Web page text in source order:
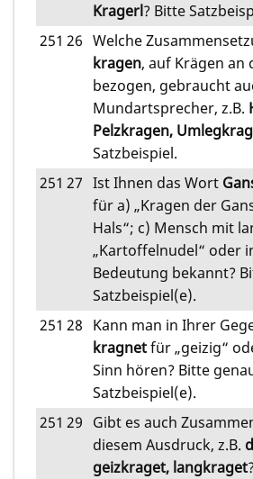
Kragerl? Bitte
251 26 Welche
kragen, auf Krägen an
bezogen, gebraucht
Mundartsprecher, z.B.
Pelzkragen,
Satzbeispiel.
251 27 Ist Ihnen das Wort
für a) „Kragen der
Hals“; c) Mensch mit
„Kartoffelnudel“ oder
Bedeutung bekannt?
Satzbeispiel(e).
251 28 Kann man in Ihrer
kragnetfür „geizig“
Sinn hören? Bitte
Satzbeispiel(e).
251 29 Gibt es auch
diesem Ausdruck, z.B.
geizkraget, langkraget